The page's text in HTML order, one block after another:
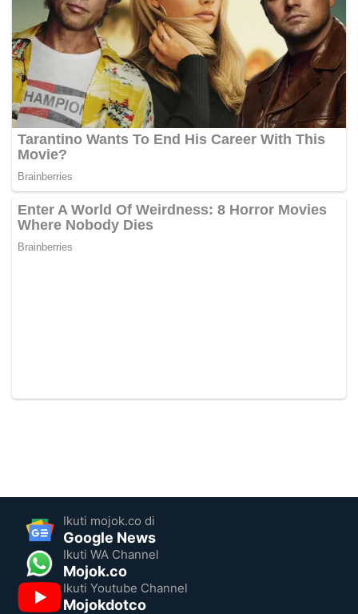
Ikuti mojok.co di
Google News
Ikuti WA Channel
Mojok.co
Ikuti Youtube Channel
Mojokdotco